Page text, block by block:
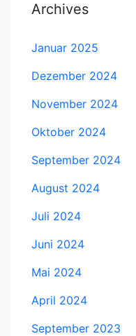
Archives
Januar 2025
Dezember 2024
November 2024
Oktober 2024
September 2024
August 2024
Juli 2024
Juni 2024
Mai 2024
April 2024
September 2023